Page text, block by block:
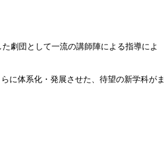
劇団として一流の講師陣による指導によ
に体系化・発展させた、待望の新学科がま